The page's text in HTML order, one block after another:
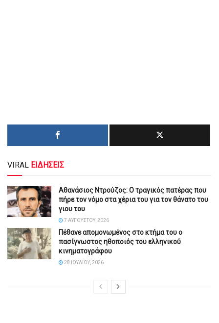
VIRAL ΕΙΔΗΣΕΙΣ
Αθανάσιος Ντρούζος: Ο τραγικός πατέρας που
πήρε τον νόμο στα χέρια του για τον θάνατο του
γιου του
7 ΑΥΓΟΎΣΤΟΥ, 2026
Πέθανε απομονωμένος στο κτήμα του ο
πασίγνωστος ηθοποιός του ελληνικού
κινηματογράφου
28 ΙΟΥΛΊΟΥ, 2026